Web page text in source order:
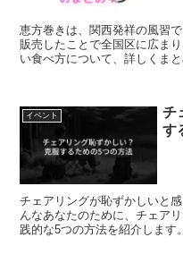
恵方巻きは、関西発祥の風習
販売したことで全国区に広ま
い食べ方について、詳しくま
イベント
チ
す
チェアリングが恥ずかしいと
んなあなたのために、チェア
践的な5つの方法を紹介します